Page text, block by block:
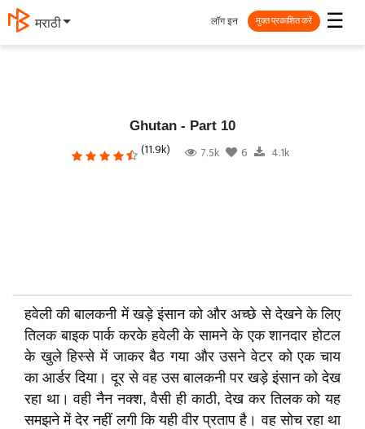
मराठी ☰
लॉग इन मुक्त प्रकाशित करें
Ghutan - Part 10
(11.9k) 7.5k 6 4.1k
हवेली की बालकनी में खड़े इंसान को और अच्छे से देखने के लिए
तिलक बाइक पार्क करके हवेली के सामने के एक शानदार होटल
के खुले हिस्से में जाकर बैठ गया और उसने वेटर को एक चाय
का आर्डर दिया। दूर से वह उस बालकनी पर खड़े इंसान को देख
रहा था। वही नैन नक्श, वैसी ही काठी, देख कर तिलक को यह
समझने में देर नहीं लगी कि यही वीर प्रताप है। वह सोच रहा था